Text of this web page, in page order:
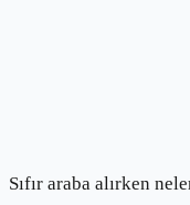
Sıfır araba alırken